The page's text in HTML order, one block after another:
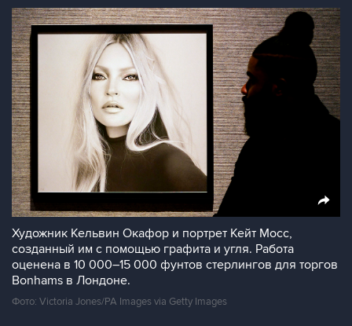
Художник Кельвин Окафор и портрет Кейт Мосс,
созданный им с помощью графита и угля. Работа
оценена в 10 000–15 000 фунтов стерлингов для торгов
Bonhams в Лондоне.
Фото: Victoria Jones/PA Images via Getty Images